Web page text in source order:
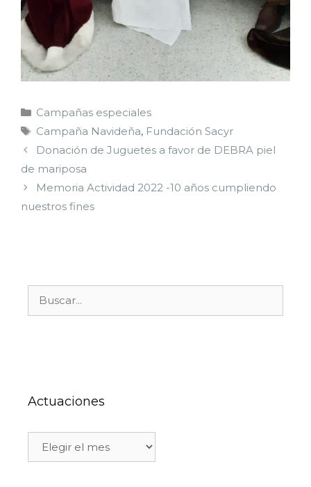
Campañas especiales
Campaña Navideña, Fundación Sacyr
Donación de Juguetes a favor de DEBRA piel
de mariposa
Memoria Actividad 2022 -10 años cumpliendo
nuestros fines
Actuaciones